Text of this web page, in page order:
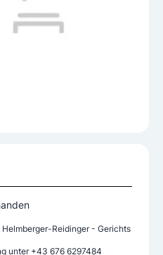
Helmberger-Reidinger - Gerichts
unter +43 676 6297484